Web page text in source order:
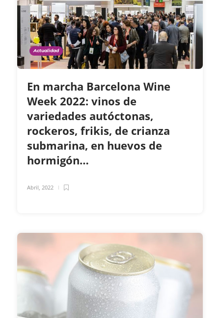
Actualidad
En marcha Barcelona Wine
Week 2022: vinos de
variedades autóctonas,
rockeros, frikis, de crianza
submarina, en huevos de
hormigón…
Abril, 2022